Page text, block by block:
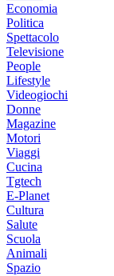
Economia
Politica
Spettacolo
Televisione
People
Lifestyle
Videogiochi
Donne
Magazine
Motori
Viaggi
Cucina
Tgtech
E-Planet
Cultura
Salute
Scuola
Animali
Spazio